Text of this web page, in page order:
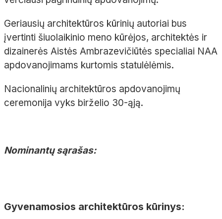
Geriausių architektūros kūrinių autoriai bus
įvertinti šiuolaikinio meno kūrėjos, architektės ir
dizainerės Aistės Ambrazevičiūtės specialiai NAA
apdovanojimams kurtomis statulėlėmis.
Nacionalinių architektūros apdovanojimų
ceremonija vyks birželio 30-ąją.
Nominantų sąrašas:
Gyvenamosios architektūros kūrinys: